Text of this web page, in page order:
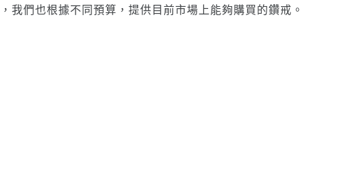
，我們也根據不同預算，提供目前市場上能夠購買的鑽戒。